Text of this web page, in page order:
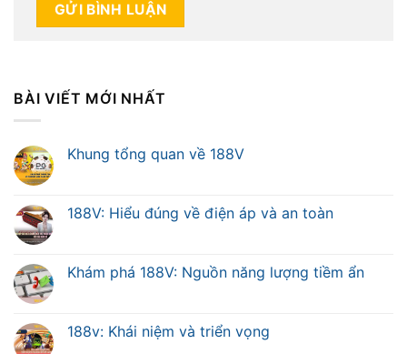
BÀI VIẾT MỚI NHẤT
Khung tổng quan về 188V
188V: Hiểu đúng về điện áp và an toàn
Khám phá 188V: Nguồn năng lượng tiềm ẩn
188v: Khái niệm và triển vọng